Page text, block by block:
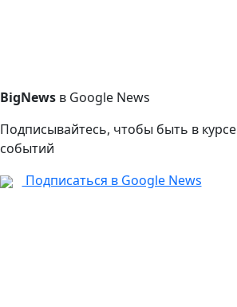
BigNewsв Google News
Подписывайтесь, чтобы быть в
событий
Подписаться в Google News